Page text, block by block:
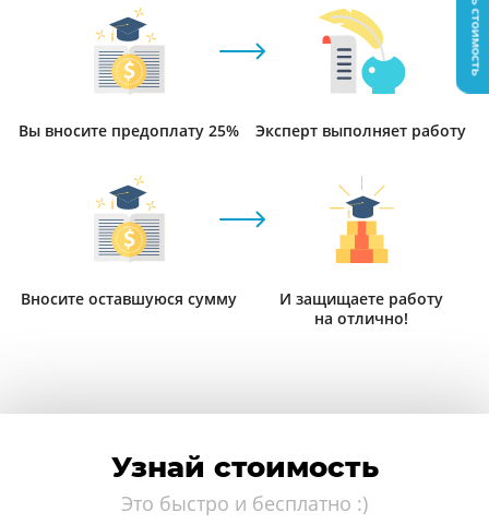
Вы вносите предоплату 25% Эксперт выполняет работу
Вносите оставшуюся сумму
И защищаете работу
на отлично!
Узнай стоимость
Это быстро и бесплатно :)